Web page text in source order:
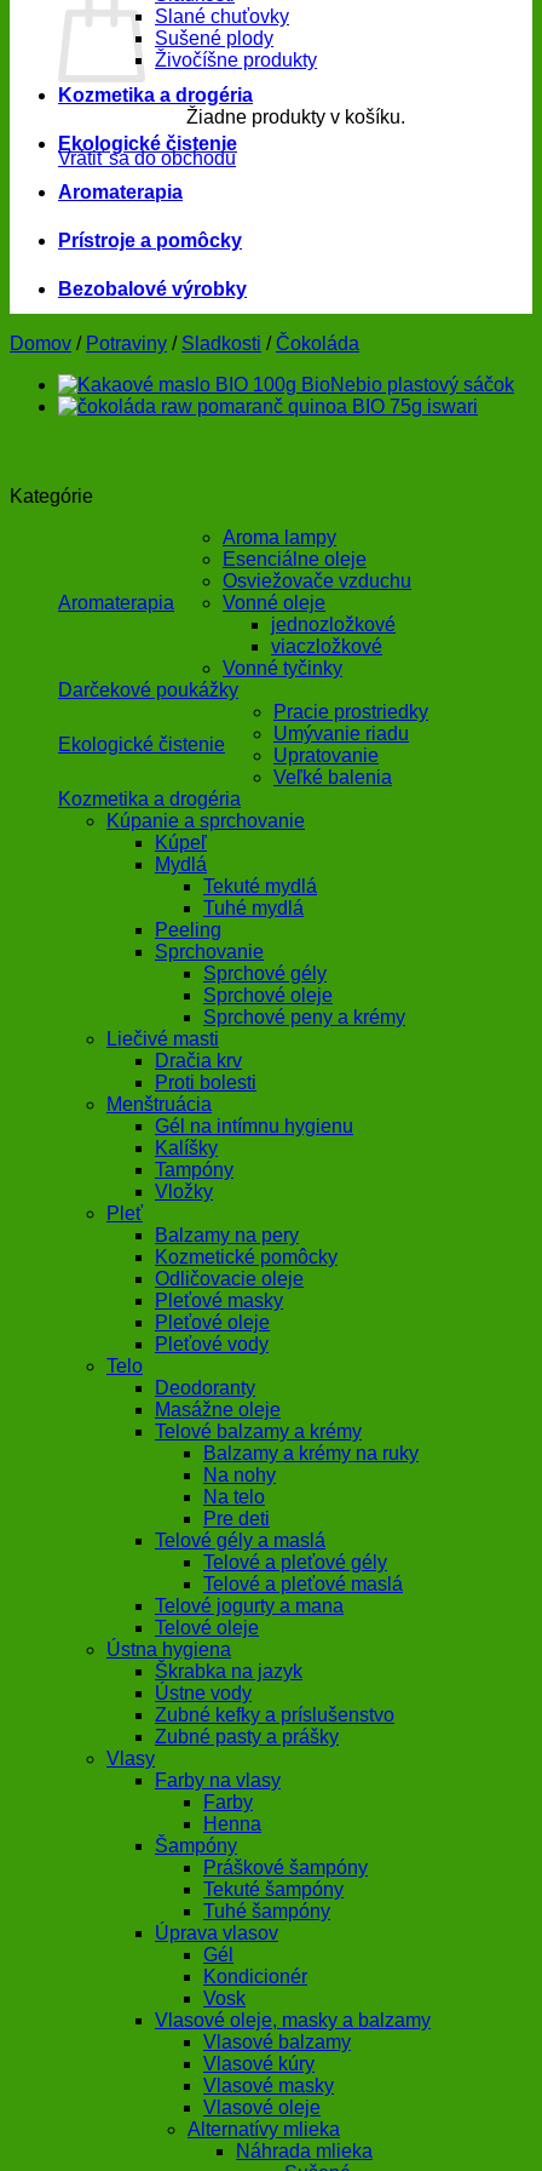
Žiadne produkty v košíku.
Vrátiť sa do obchodu
Slané chuťovky
Sušené plody
Živočíšne produkty
Kozmetika a drogéria
Ekologické čistenie
Aromaterapia
Prístroje a pomôcky
Bezobalové výrobky
Domov / Potraviny / Sladkosti / Čokoláda
Kategórie
Aromaterapia
Aroma lampy
Esenciálne oleje
Osviežovače vzduchu
Vonné oleje
jednozložkové
viaczložkové
Vonné tyčinky
Darčekové poukážky
Ekologické čistenie
Pracie prostriedky
Umývanie riadu
Upratovanie
Veľké balenia
Kozmetika a drogéria
Kúpanie a sprchovanie
Kúpeľ
Mydlá
Tekuté mydlá
Tuhé mydlá
Peeling
Sprchovanie
Sprchové gély
Sprchové oleje
Sprchové peny a krémy
Liečivé masti
Dračia krv
Proti bolesti
Menštruácia
Gél na intímnu hygienu
Kalíšky
Tampóny
Vložky
Pleť
Balzamy na pery
Kozmetické pomôcky
Odličovacie oleje
Pleťové masky
Pleťové oleje
Pleťové vody
Telo
Deodoranty
Masážne oleje
Telové balzamy a krémy
Balzamy a krémy na ruky
Na nohy
Na telo
Pre deti
Telové gély a maslá
Telové a pleťové gély
Telové a pleťové maslá
Telové jogurty a mana
Telové oleje
Ústna hygiena
Škrabka na jazyk
Ústne vody
Zubné kefky a príslušenstvo
Zubné pasty a prášky
Vlasy
Farby na vlasy
Farby
Henna
Šampóny
Práškové šampóny
Tekuté šampóny
Tuhé šampóny
Úprava vlasov
Gél
Kondicionér
Vosk
Vlasové oleje, masky a balzamy
Vlasové balzamy
Vlasové kúry
Vlasové masky
Vlasové oleje
Alternatívy mlieka
Náhrada mlieka